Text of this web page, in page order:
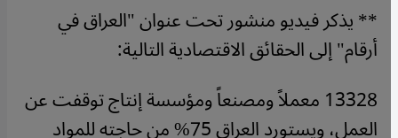
** يذكر فيديو منشور تحت عنوان "العراق في
أرقام" إلى الحقائق الاقتصادية التالية:
13328 معملاً ومصنعاً ومؤسسة إنتاج توقفت عن
العمل، ويستورد العراق 75% من حاجته للمواد